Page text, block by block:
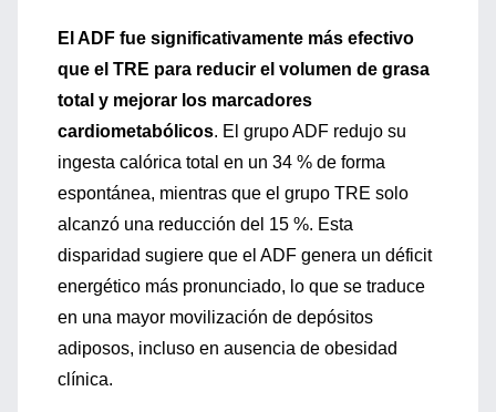
El ADF fue significativamente más efectivo
que el TRE para reducir el volumen de grasa
total y mejorar los marcadores
cardiometabólicos. El grupo ADF redujo su
ingesta calórica total en un 34 % de forma
espontánea, mientras que el grupo TRE solo
alcanzó una reducción del 15 %. Esta
disparidad sugiere que el ADF genera un déficit
energético más pronunciado, lo que se traduce
en una mayor movilización de depósitos
adiposos, incluso en ausencia de obesidad
clínica.